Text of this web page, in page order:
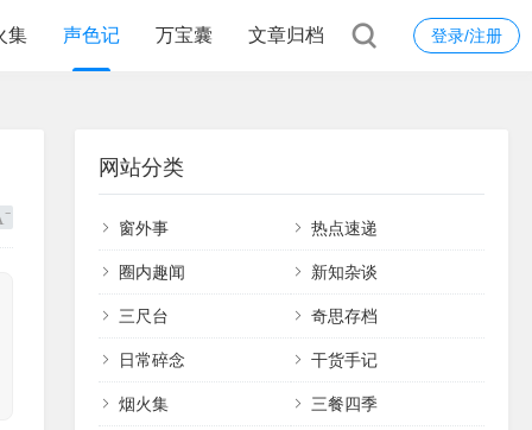
登录/注册
集 声色记 万宝囊 文章归档
网站分类
窗外事 热点速递
圈内趣闻 新知杂谈
三尺台 奇思存档
日常碎念 干货手记
烟火集 三餐四季